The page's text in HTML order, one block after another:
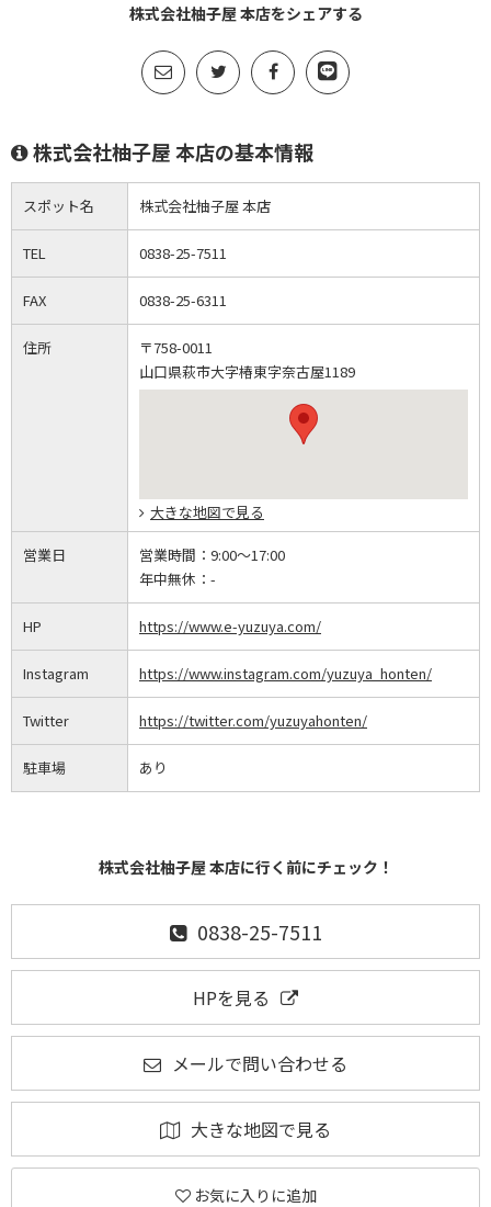
株式会社柚子屋 本店をシェアする
株式会社柚子屋 本店の基本情報
スポット名 株式会社柚子屋 本店
TEL 0838-25-7511
FAX 0838-25-6311
住所
〒758-0011
山口県萩市大字椿東字奈古屋1189
大きな地図で見る
営業日 営業時間： 9:00～17:00
年中無休： -
HP https://www.e-yuzuya.com/
Instagram https://www.instagram.com/yuzuya_honten/
Twitter https://twitter.com/yuzuyahonten/
駐車場 あり
株式会社柚子屋 本店に行く前にチェック！
0838-25-7511
HPを見る
メールで問い合わせる
大きな地図で見る
お気に入りに追加